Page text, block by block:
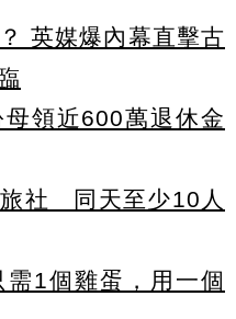
英媒爆內幕直擊古
領近600萬退休金
社 同天至少10人
1個雞蛋，用一個